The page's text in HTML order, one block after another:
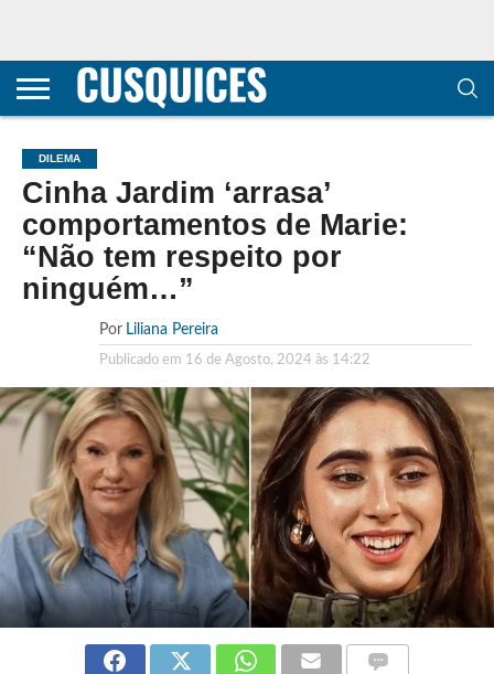
CONTACTOS
HOME
POLÍTICA DE
E COOKIES
SOBRE
TERMOS E
TRANSPARÊNCIA
METODOLOGIA
DILEMA
Cinha Jardim ‘arrasa’
comportamentos de Marie:
“Não tem respeito por
ninguém…”
Por Liliana Pereira
Publicado em 16 de Agosto, 2024 às 14:22